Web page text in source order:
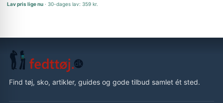
Lav pris lige nu 30-dages lav: 359 kr.
Find tøj, sko, artikler, guides og gode tilbud samlet ét sted.